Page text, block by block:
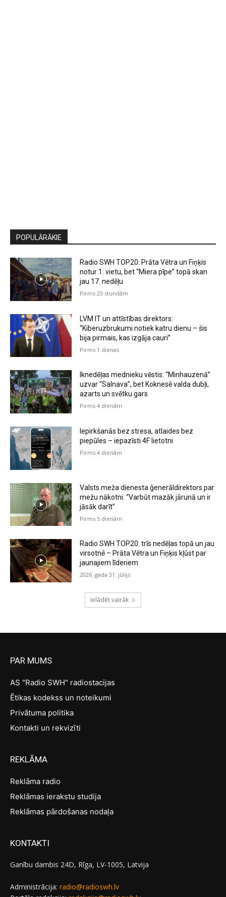
POPULĀRĀKIE
Radio SWH TOP20: Prāta Vētra un Fiņķis
notur 1. vietu, bet “Miera pīpe” topā skan
jau 17. nedēļu
Pirms 23 stundām
LVM IT un attīstības direktors:
“Kiberuzbrukumi notiek katru dienu – šis
bija pirmais, kas izgāja cauri”
Pirms 1 dienas
Iknedēļas mednieku vēstis: “Minhauzenā”
uzvar “Salnava”, bet Koknesē valda dubļi,
azarts un svētku gars
Pirms 4 dienām
Iepirkšanās bez stresa, atlaides bez
piepūles – iepazīsti 4F lietotni
Pirms 4 dienām
Valsts meža dienesta ģenerāldirektors par
mežu nākotni: “Varbūt mazāk jārunā un ir
jāsāk darīt”
Pirms 5 dienām
Radio SWH TOP20: trīs nedēļas topā un jau
virsotnē – Prāta Vētra un Fiņķis kļūst par
jaunajiem līderiem
2026. gada 31. jūlijs
Ielādēt vairāk
PAR MUMS
AS "Radio SWH" radiostacijas
Ētikas kodekss un noteikumi
Privātuma politika
Kontakti un rekvizīti
REKLĀMA
Reklāma radio
Reklāmas ierakstu studija
Reklāmas pārdošanas nodaļa
KONTAKTI
Ganību dambis 24D, Rīga, LV-1005, Latvija
Administrācija: radio@radioswh.lv